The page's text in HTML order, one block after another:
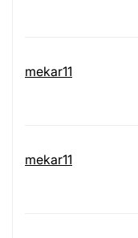
mekar11
mekar11